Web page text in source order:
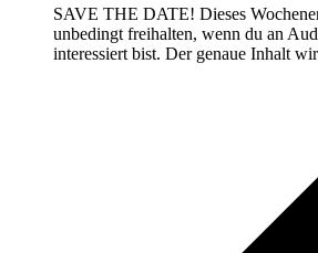
SAVE THE DATE! Dieses
unbedingt freihalten, wenn du an
interessiert bist. Der genaue Inhalt